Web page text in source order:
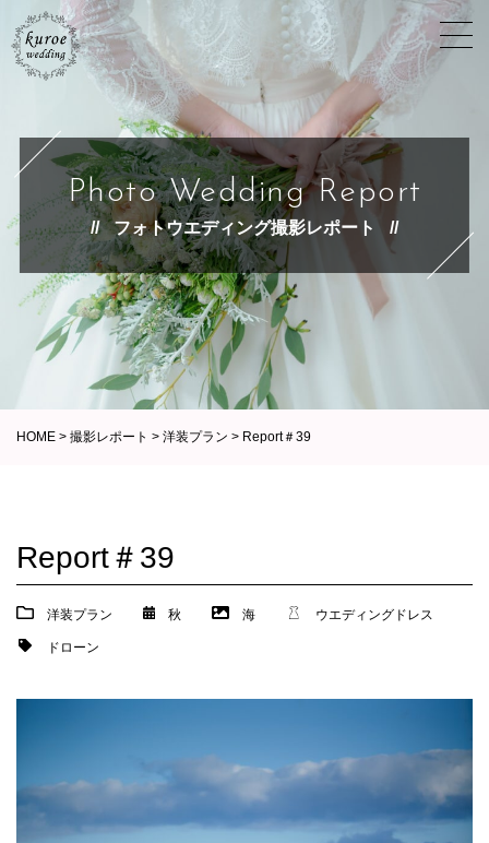
Photo Wedding Report
フォトウエディング撮影レポート
HOME > 撮影レポート > 洋装プラン > Report＃39
Report＃39
洋装プラン 秋 海 ウエディングドレス
ドローン